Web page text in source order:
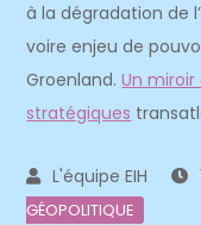
à la dégradation de
voire enjeu de
Groenland.Un
stratégiques
GÉOPOLITIQUE